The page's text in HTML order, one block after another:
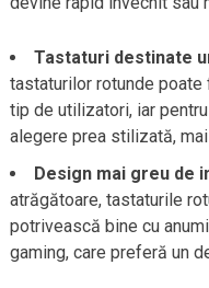
Tastaturi destinate
tastaturilor rotunde poate
tip de utilizatori, iar
alegere prea stilizată,
Design mai greu de
atrăgătoare, tastaturile
potrivească bine cu
gaming, care preferă un